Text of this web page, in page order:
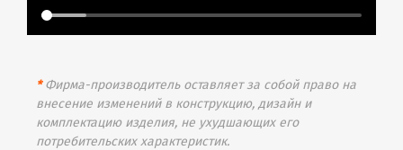
*Фирма-производитель оставляет за собой право на
внесение изменений в конструкцию, дизайн и
комплектацию изделия, не ухудшающих его
потребительских характеристик.